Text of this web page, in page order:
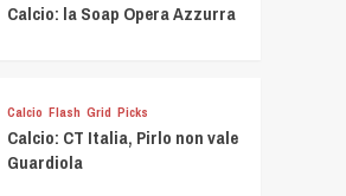
Calcio: la Soap Opera Azzurra
Calcio Flash Grid Picks
Calcio: CT Italia, Pirlo non vale
Guardiola